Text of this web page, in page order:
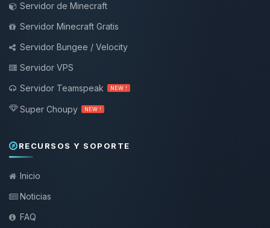
Servidor de Minecraft
Servidor Minecraft Gratis
Servidor Bungee / Velocity
Servidor VPS
Servidor Teamspeak
NEW !
Super Choupy NEW !
RECURSOS Y SOPORTE
Inicio
Noticias
FAQ